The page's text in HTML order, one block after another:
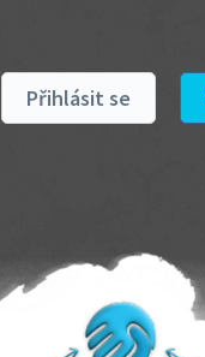
Přihlásit se